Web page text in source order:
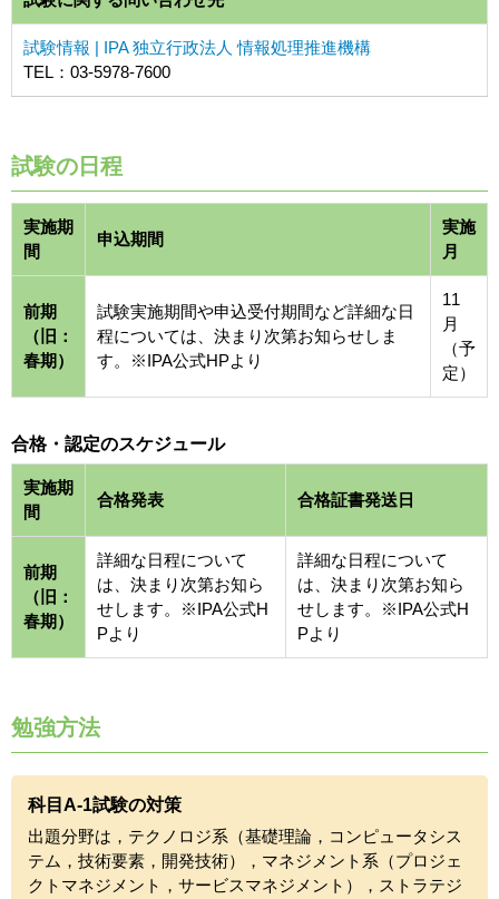
試験情報 | IPA 独立行政法人 情報処理推進機構
TEL：03-5978-7600
試験の日程
実施期
間
申込期間
実施
月
前期
（旧：
春期）
試験実施期間や申込受付期間など詳細な日
程については、決まり次第お知らせしま
す。※IPA公式HPより
11
月
（予
定）
合格・認定のスケジュール
実施期
間
合格発表 合格証書発送日
前期
（旧：
春期）
詳細な日程について
は、決まり次第お知ら
せします。※IPA公式H
Pより
詳細な日程について
は、決まり次第お知ら
せします。※IPA公式H
Pより
勉強方法
科目A-1試験の対策
出題分野は，テクノロジ系（基礎理論，コンピュータシス
テム，技術要素，開発技術），マネジメント系（プロジェ
クトマネジメント，サービスマネジメント），ストラテジ